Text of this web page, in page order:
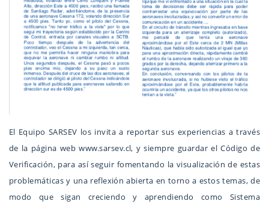
El Equipo SARSEV los invita a reportar sus experiencias a través
de la página web www.sarsev.cl, y siempre guardar el Código de
Verificación, para así seguir fomentando la visualización de estas
problemáticas y una reflexión abierta en torno a estos temas, de
modo que sigan creciendo y aprendiendo como Sistema